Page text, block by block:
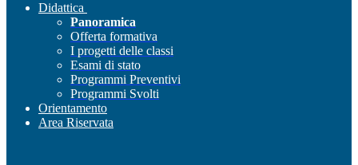
Didattica
Panoramica
Offerta formativa
I progetti delle classi
Esami di stato
Programmi Preventivi
Programmi Svolti
Orientamento
Area Riservata